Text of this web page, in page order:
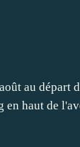
au départ
en haut de